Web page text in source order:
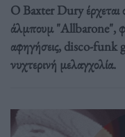
Ο Baxter Dury έρχεται
άλμπουμ "Allbarone",
αφηγήσεις, disco-funk
νυχτερινή μελαγχολία.